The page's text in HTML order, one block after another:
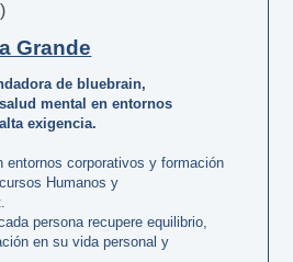
Grande
de bluebrain,
mental en entornos
exigencia.
entornos corporativos y formación
Humanos y
persona recupere equilibrio,
en su vida personal y